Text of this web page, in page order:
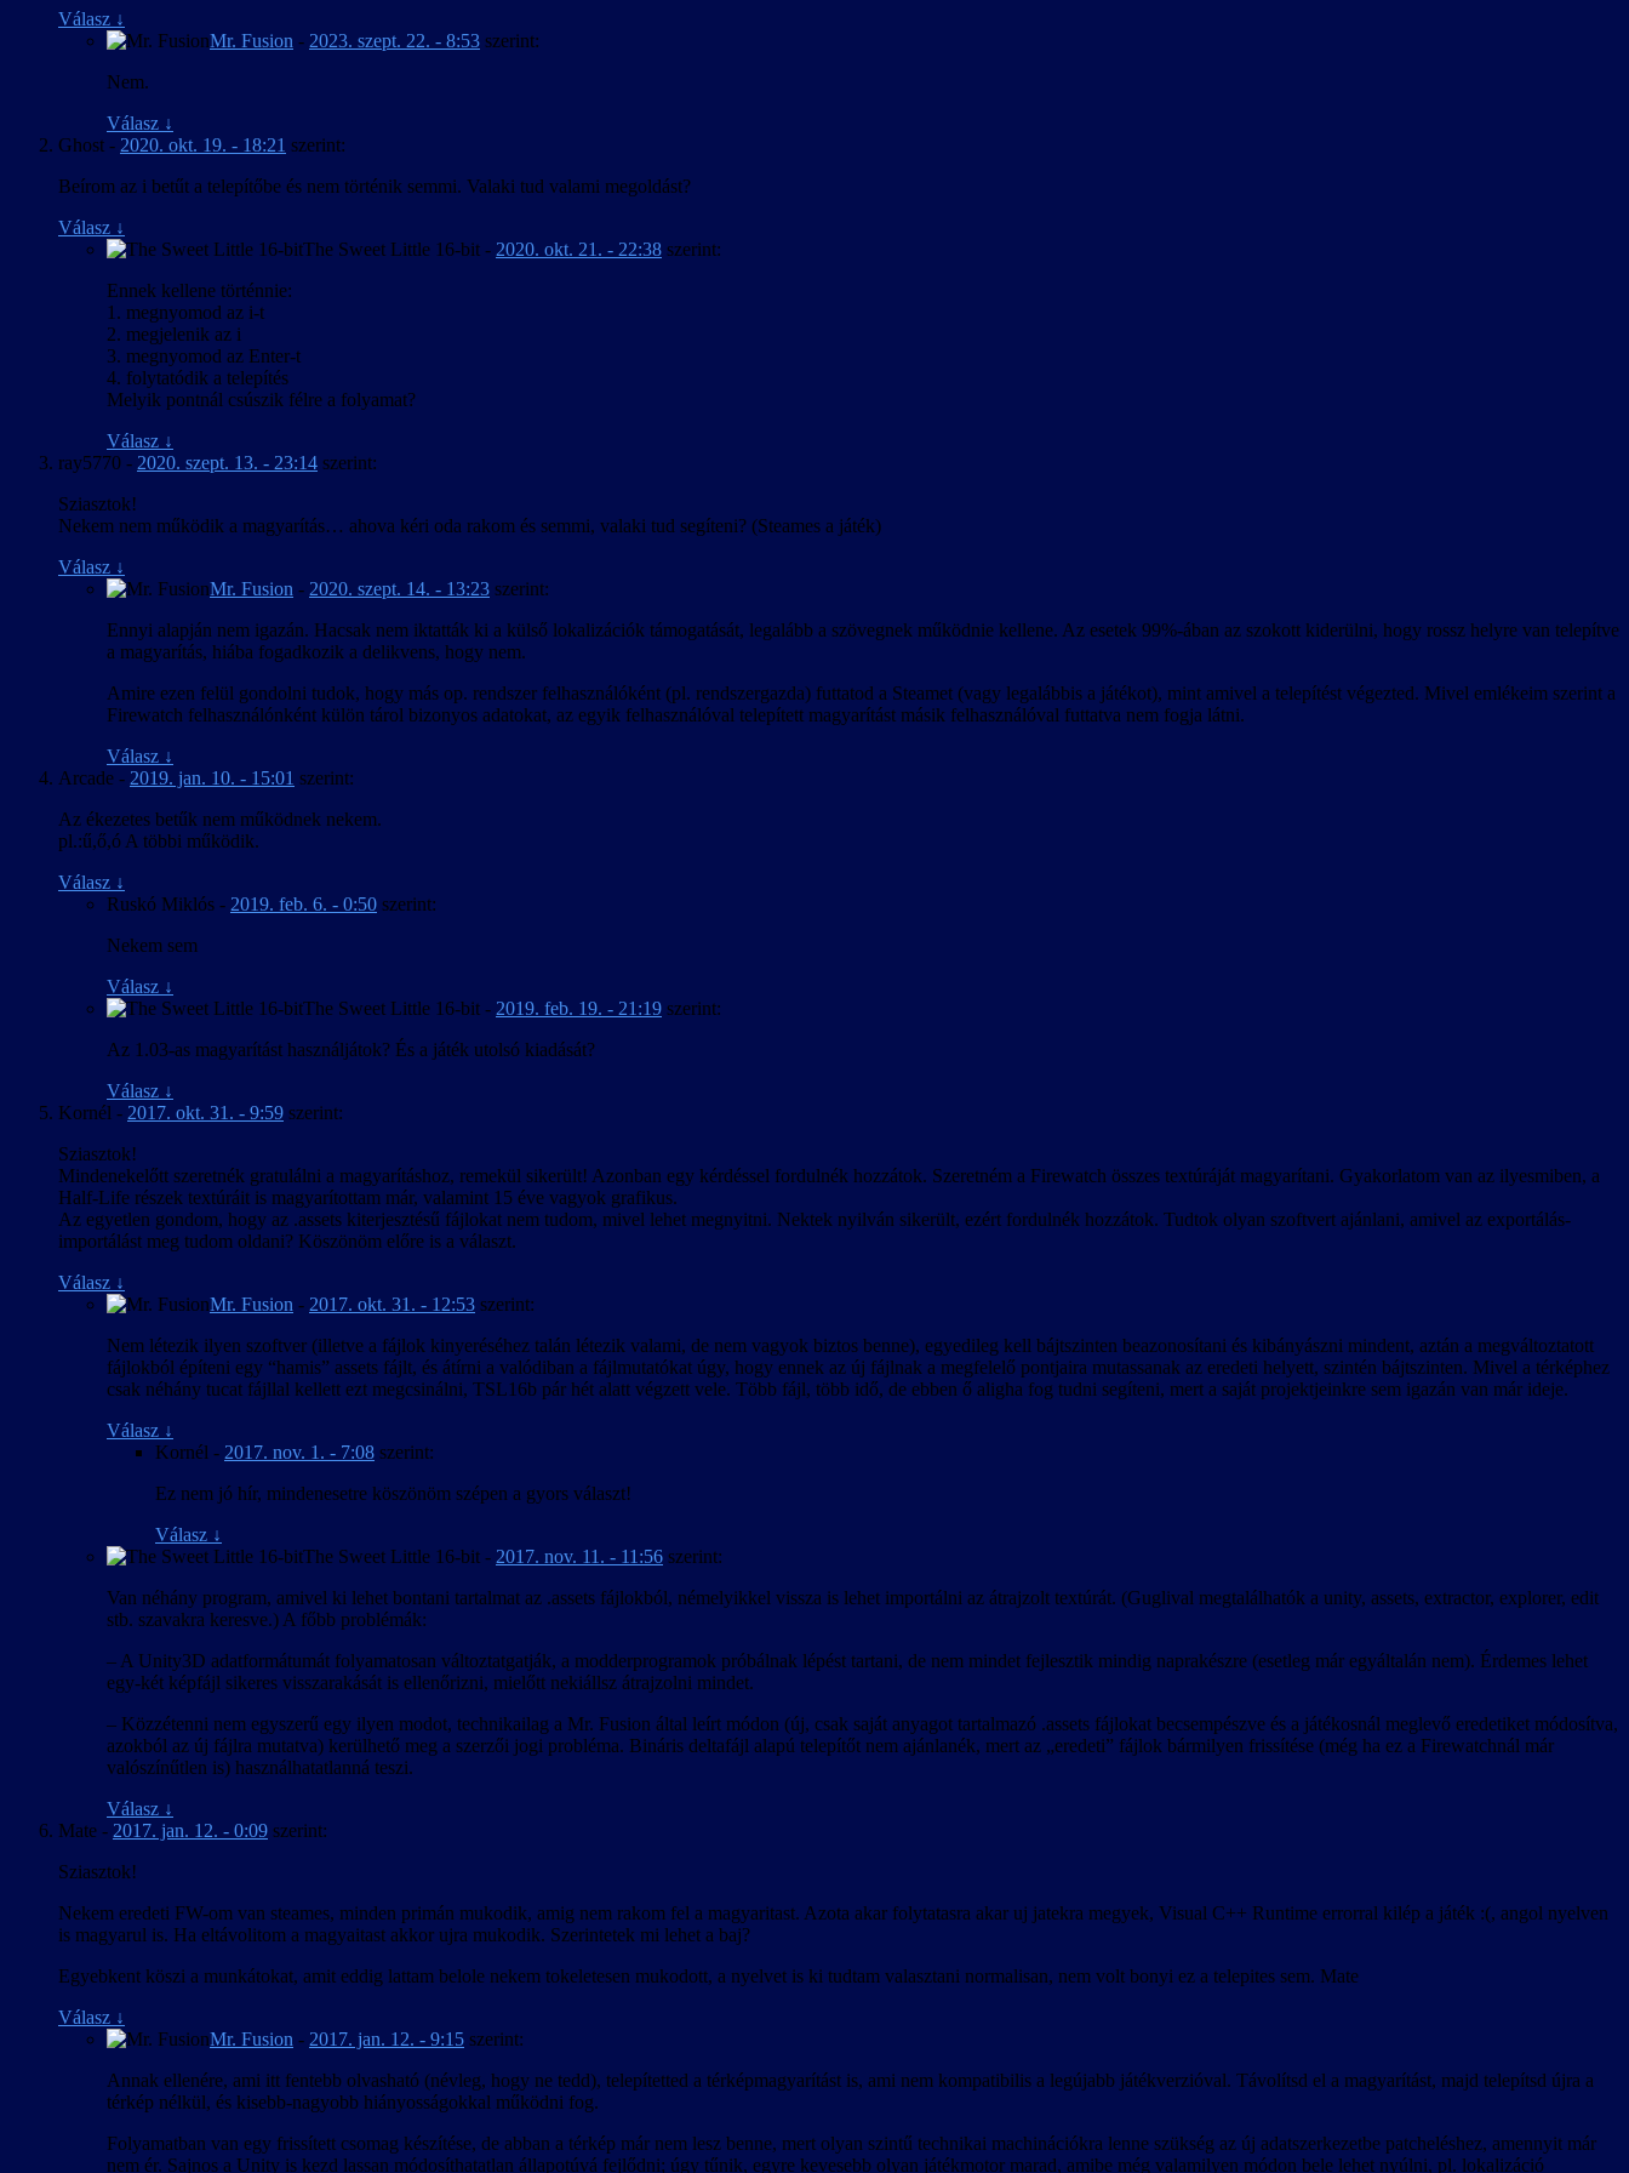
Válasz ↓
Mr. Fusion - 2023. szept. 22. - 8:53 szerint:
Nem.
Válasz ↓
Ghost - 2020. okt. 19. - 18:21 szerint:
Beírom az i betűt a telepítőbe és nem történik semmi. Valaki tud valami megoldást?
Válasz ↓
The Sweet Little 16-bit - 2020. okt. 21. - 22:38 szerint:
Ennek kellene történnie:
1. megnyomod az i-t
2. megjelenik az i
3. megnyomod az Enter-t
4. folytatódik a telepítés
Melyik pontnál csúszik félre a folyamat?
Válasz ↓
ray5770 - 2020. szept. 13. - 23:14 szerint:
Sziasztok!
Nekem nem működik a magyarítás… ahova kéri oda rakom és semmi, valaki tud segíteni? (Steames a játék)
Válasz ↓
Mr. Fusion - 2020. szept. 14. - 13:23 szerint:
Ennyi alapján nem igazán. Hacsak nem iktatták ki a külső lokalizációk támogatását, legalább a szövegnek működnie kellene. Az esetek 99%-ában az szokott kiderülni, hogy rossz helyre van telepítve
a magyarítás, hiába fogadkozik a delikvens, hogy nem.
Amire ezen felül gondolni tudok, hogy más op. rendszer felhasználóként (pl. rendszergazda) futtatod a Steamet (vagy legalábbis a játékot), mint amivel a telepítést végezted. Mivel emlékeim szerint a
Firewatch felhasználónként külön tárol bizonyos adatokat, az egyik felhasználóval telepített magyarítást másik felhasználóval futtatva nem fogja látni.
Válasz ↓
Arcade - 2019. jan. 10. - 15:01 szerint:
Az ékezetes betűk nem működnek nekem.
pl.:ű,ő,ó A többi működik.
Válasz ↓
Ruskó Miklós - 2019. feb. 6. - 0:50 szerint:
Nekem sem
Válasz ↓
The Sweet Little 16-bit - 2019. feb. 19. - 21:19 szerint:
Az 1.03-as magyarítást használjátok? És a játék utolsó kiadását?
Válasz ↓
Kornél - 2017. okt. 31. - 9:59 szerint:
Sziasztok!
Mindenekelőtt szeretnék gratulálni a magyarításhoz, remekül sikerült! Azonban egy kérdéssel fordulnék hozzátok. Szeretném a Firewatch összes textúráját magyarítani. Gyakorlatom van az ilyesmiben, a
Half-Life részek textúráit is magyarítottam már, valamint 15 éve vagyok grafikus.
Az egyetlen gondom, hogy az .assets kiterjesztésű fájlokat nem tudom, mivel lehet megnyitni. Nektek nyilván sikerült, ezért fordulnék hozzátok. Tudtok olyan szoftvert ajánlani, amivel az exportálás-
importálást meg tudom oldani? Köszönöm előre is a választ.
Válasz ↓
Mr. Fusion - 2017. okt. 31. - 12:53 szerint:
Nem létezik ilyen szoftver (illetve a fájlok kinyeréséhez talán létezik valami, de nem vagyok biztos benne), egyedileg kell bájtszinten beazonosítani és kibányászni mindent, aztán a megváltoztatott
fájlokból építeni egy “hamis” assets fájlt, és átírni a valódiban a fájlmutatókat úgy, hogy ennek az új fájlnak a megfelelő pontjaira mutassanak az eredeti helyett, szintén bájtszinten. Mivel a térképhez
csak néhány tucat fájllal kellett ezt megcsinálni, TSL16b pár hét alatt végzett vele. Több fájl, több idő, de ebben ő aligha fog tudni segíteni, mert a saját projektjeinkre sem igazán van már ideje.
Válasz ↓
Kornél - 2017. nov. 1. - 7:08 szerint:
Ez nem jó hír, mindenesetre köszönöm szépen a gyors választ!
Válasz ↓
The Sweet Little 16-bit - 2017. nov. 11. - 11:56 szerint:
Van néhány program, amivel ki lehet bontani tartalmat az .assets fájlokból, némelyikkel vissza is lehet importálni az átrajzolt textúrát. (Guglival megtalálhatók a unity, assets, extractor, explorer, edit
stb. szavakra keresve.) A főbb problémák:
– A Unity3D adatformátumát folyamatosan változtatgatják, a modderprogramok próbálnak lépést tartani, de nem mindet fejlesztik mindig naprakészre (esetleg már egyáltalán nem). Érdemes lehet
egy-két képfájl sikeres visszarakását is ellenőrizni, mielőtt nekiállsz átrajzolni mindet.
– Közzétenni nem egyszerű egy ilyen modot, technikailag a Mr. Fusion által leírt módon (új, csak saját anyagot tartalmazó .assets fájlokat becsempészve és a játékosnál meglevő eredetiket módosítva,
azokból az új fájlra mutatva) kerülhető meg a szerzői jogi probléma. Bináris deltafájl alapú telepítőt nem ajánlanék, mert az „eredeti” fájlok bármilyen frissítése (még ha ez a Firewatchnál már
valószínűtlen is) használhatatlanná teszi.
Válasz ↓
Mate - 2017. jan. 12. - 0:09 szerint:
Sziasztok!
Nekem eredeti FW-om van steames, minden primán mukodik, amig nem rakom fel a magyaritast. Azota akar folytatasra akar uj jatekra megyek, Visual C++ Runtime errorral kilép a játék :(, angol nyelven
is magyarul is. Ha eltávolitom a magyaitast akkor ujra mukodik. Szerintetek mi lehet a baj?
Egyebkent köszi a munkátokat, amit eddig lattam belole nekem tokeletesen mukodott, a nyelvet is ki tudtam valasztani normalisan, nem volt bonyi ez a telepites sem. Mate
Válasz ↓
Mr. Fusion - 2017. jan. 12. - 9:15 szerint:
Annak ellenére, ami itt fentebb olvasható (névleg, hogy ne tedd), telepítetted a térképmagyarítást is, ami nem kompatibilis a legújabb játékverzióval. Távolítsd el a magyarítást, majd telepítsd újra a
térkép nélkül, és kisebb-nagyobb hiányosságokkal működni fog.
Folyamatban van egy frissített csomag készítése, de abban a térkép már nem lesz benne, mert olyan szintű technikai machinációkra lenne szükség az új adatszerkezetbe patcheléshez, amennyit már
nem ér. Sajnos a Unity is kezd lassan módosíthatatlan állapotúvá fejlődni; úgy tűnik, egyre kevesebb olyan játékmotor marad, amibe még valamilyen módon bele lehet nyúlni, pl. lokalizáció